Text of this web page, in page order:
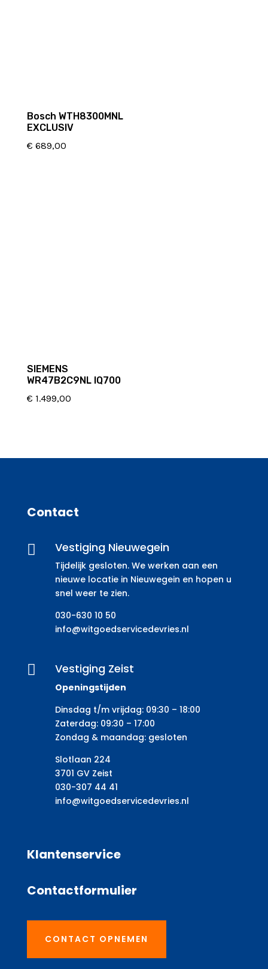
Bosch WTH8300MNL
EXCLUSIV
€ 689,00
SIEMENS
WR47B2C9NL IQ700
€ 1.499,00
Contact
 Vestiging Nieuwegein
Tijdelijk gesloten. We werken aan een
nieuwe locatie in Nieuwegein en hopen u
snel weer te zien.
030-630 10 50
info@witgoedservicedevries.nl
 Vestiging Zeist
Openingstijden
Dinsdag t/m vrijdag: 09:30 – 18:00
Zaterdag: 09:30 – 17:00
Zondag & maandag: gesloten
Slotlaan 224
3701 GV Zeist
030-307 44 41
info@witgoedservicedevries.nl
Klantenservice
Contactformulier
CONTACT OPNEMEN